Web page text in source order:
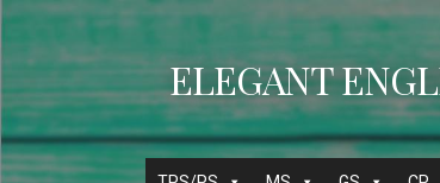
Passer
au
ELEGANT